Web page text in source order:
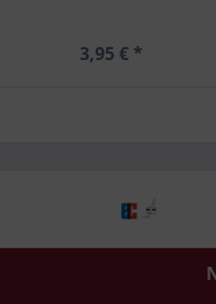
3,95 € *